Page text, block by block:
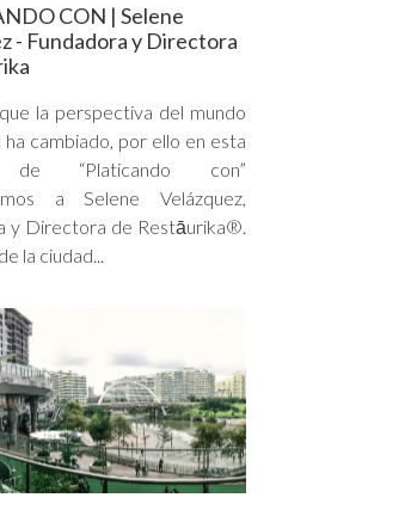
CON | Selene
- Fundadora y Directora
la perspectiva del mundo
ha cambiado, por ello en esta
de “Platicando con”
a Selene Velázquez,
y Directora de Restāurika®.
la ciudad...